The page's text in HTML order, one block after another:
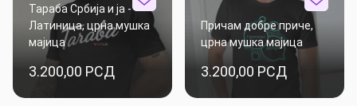
Тараба Србија и ја -
Латиница, црна мушка
мајица
3.200,00 РСД
Причам добре приче,
црна мушка мајица
3.200,00 РСД